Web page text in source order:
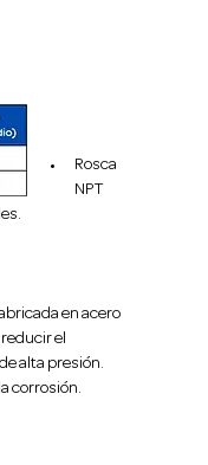
Rosca
NPT
en acero
el
alta presión.
corrosión.